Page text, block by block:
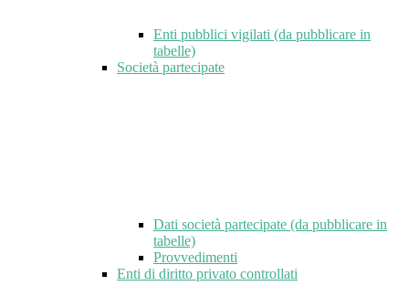
Enti pubblici vigilati (da pubblicare in
tabelle)
Società partecipate
Dati società partecipate (da pubblicare in
tabelle)
Provvedimenti
Enti di diritto privato controllati